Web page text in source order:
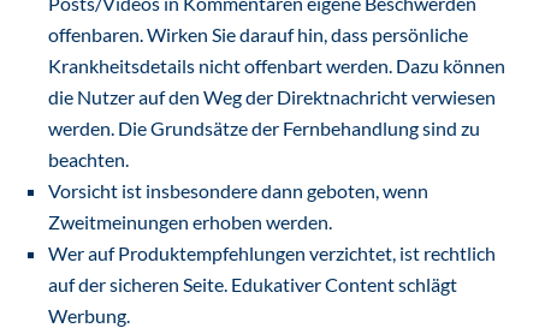
offenbaren. Wirken Sie darauf hin, dass persönliche
Krankheitsdetails nicht offenbart werden. Dazu können
die Nutzer auf den Weg der Direktnachricht verwiesen
werden. Die Grundsätze der Fernbehandlung sind zu
beachten.
Vorsicht ist insbesondere dann geboten, wenn
Zweitmeinungen erhoben werden.
Wer auf Produktempfehlungen verzichtet, ist rechtlich
auf der sicheren Seite. Edukativer Content schlägt
Werbung.